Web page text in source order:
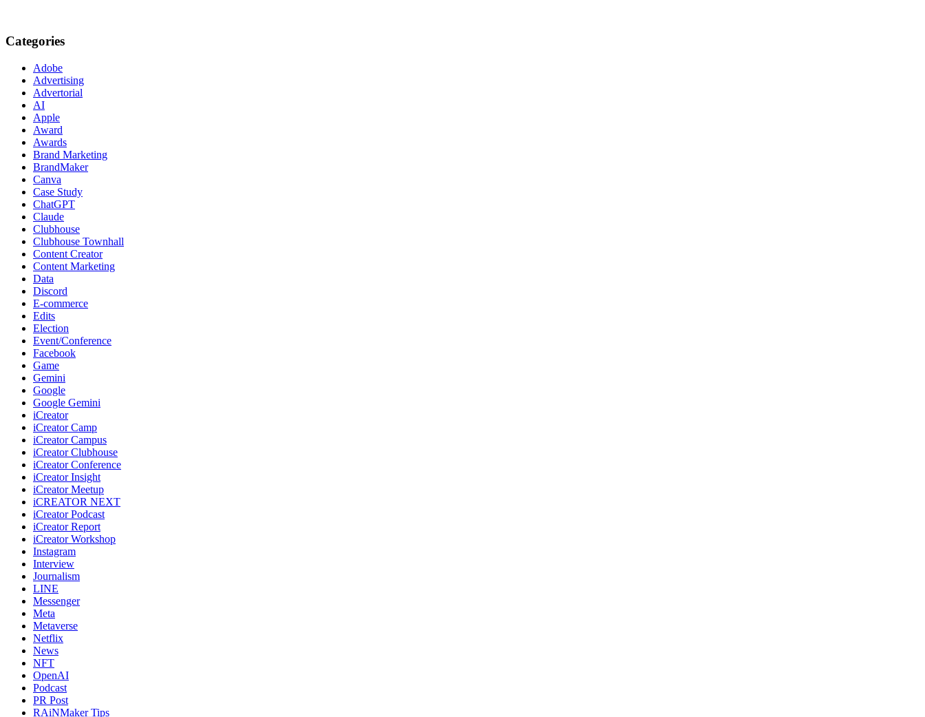
Categories
Adobe
Advertising
Advertorial
AI
Apple
Award
Awards
Brand Marketing
BrandMaker
Canva
Case Study
ChatGPT
Claude
Clubhouse
Clubhouse Townhall
Content Creator
Content Marketing
Data
Discord
E-commerce
Edits
Election
Event/Conference
Facebook
Game
Gemini
Google
Google Gemini
iCreator
iCreator Camp
iCreator Campus
iCreator Clubhouse
iCreator Conference
iCreator Insight
iCreator Meetup
iCREATOR NEXT
iCreator Podcast
iCreator Report
iCreator Workshop
Instagram
Interview
Journalism
LINE
Messenger
Meta
Metaverse
Netflix
News
NFT
OpenAI
Podcast
PR Post
RAiNMaker Tips